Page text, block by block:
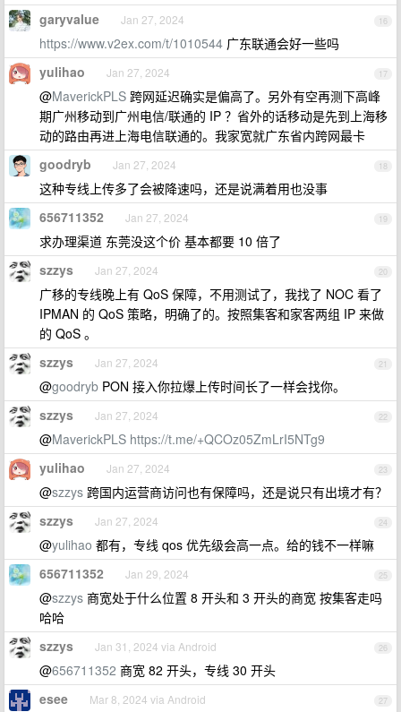
16
garyvalue Jan 27, 2024
https://www.v2ex.com/t/1010544 广东联通会好一些吗
17
yulihao Jan 27, 2024
@MaverickPLS 跨网延迟确实是偏高了。另外有空再测下高峰
期广州移动到广州电信/联通的 IP ？省外的话移动是先到上海移
动的路由再进上海电信联通的。我家宽就广东省内跨网最卡
18
goodryb Jan 27, 2024
这种专线上传多了会被降速吗，还是说满着用也没事
19
656711352 Jan 27, 2024
求办理渠道 东莞没这个价 基本都要 10 倍了
20
szzys Jan 27, 2024
广移的专线晚上有 QoS 保障，不用测试了，我找了 NOC 看了
IPMAN 的 QoS 策略，明确了的。按照集客和家客两组 IP 来做
的 QoS 。
21
szzys Jan 27, 2024
@goodryb PON 接入你拉爆上传时间长了一样会找你。
22
szzys Jan 27, 2024
@MaverickPLS https://t.me/+QCOz05ZmLrI5NTg9
23
yulihao Jan 27, 2024
@szzys 跨国内运营商访问也有保障吗，还是说只有出境才有？
24
szzys Jan 27, 2024
@yulihao 都有，专线 qos 优先级会高一点。给的钱不一样嘛
25
656711352 Jan 29, 2024
@szzys 商宽处于什么位置 8 开头和 3 开头的商宽 按集客走吗
哈哈
26
szzys Jan 31, 2024 via Android
@656711352 商宽 82 开头，专线 30 开头
27
esee Mar 8, 2024 via Android